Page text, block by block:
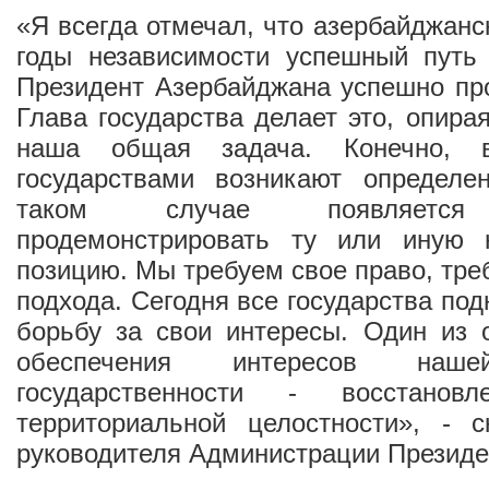
«Я всегда отмечал, что
годы независимости успешный путь
Президент Азербайджана успешно
Глава государства делает это,
наша общая задача. Конечно,
государствами возникают
таком случае появляется
продемонстрировать ту или иную
позицию. Мы требуем свое право,
подхода. Сегодня все государства
борьбу за свои интересы. Один из
обеспечения интересов
государственности -
территориальной целостности», -
руководителя Администрации